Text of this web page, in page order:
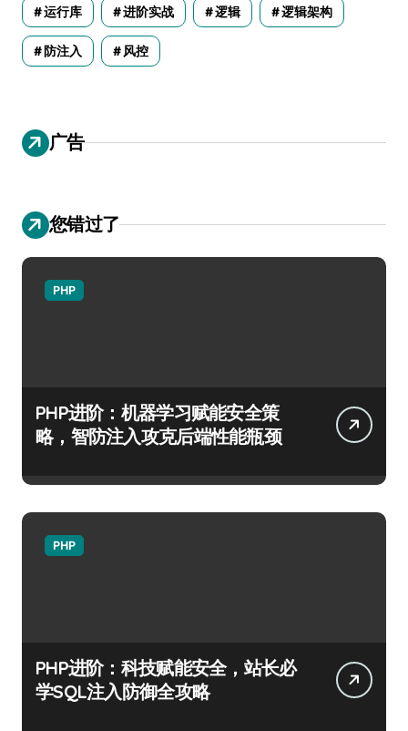
运行库 进阶实战 逻辑 逻辑架构
防注入 风控
广告
您错过了
PHP
PHP进阶：机器学习赋能安全策
略，智防注入攻克后端性能瓶颈
PHP
PHP进阶：科技赋能安全，站长必
学SQL注入防御全攻略